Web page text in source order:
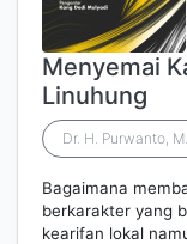
Menyemai
Linuhung
Dr. H. Purwanto,
Bagaimana
berkarakter yang
kearifan lokal